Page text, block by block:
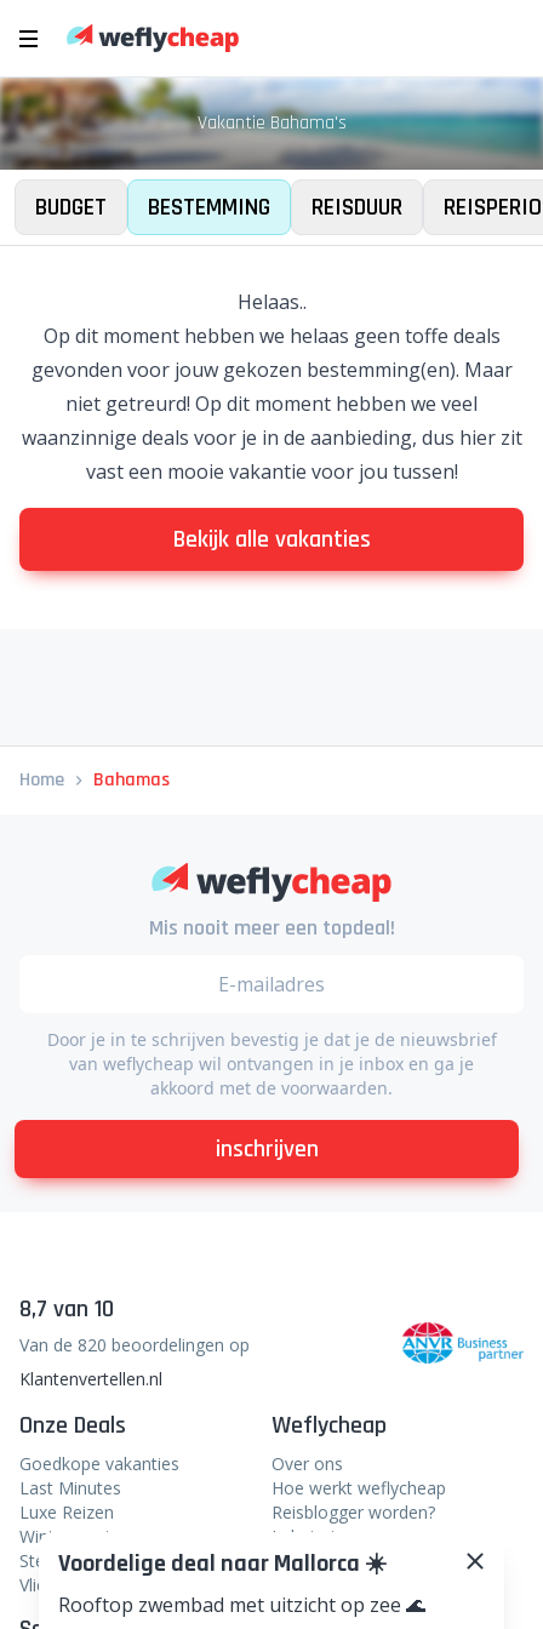
Vakantie Bahama's
BUDGET BESTEMMING REISDUUR
Helaas..
Op dit moment hebben we helaas geen toffe deals
gevonden voor jouw gekozen bestemming(en). Maar
niet getreurd! Op dit moment hebben we veel
waanzinnige deals voor je in de aanbieding, dus hier zit
vast een mooie vakantie voor jou tussen!
Bekijk alle vakanties
Home Bahamas
Mis nooit meer een topdeal!
Door je in te schrijven bevestig je dat je de nieuwsbrief
van weflycheap wil ontvangen in je inbox en ga je
akkoord met de voorwaarden.
inschrijven
8,7 van 10
Van de 820 beoordelingen op
Klantenvertellen.nl
Onze Deals
Goedkope vakanties
Last Minutes
Luxe Reizen
Wintersport
Stedentrips
Vliegtickets
Weflycheap
Over ons
Hoe werkt weflycheap
Reisblogger worden?
In het nieuws
Veelgestelde vragen
Voordelige deal naar Mallorca ☀️
Rooftop zwembad met uitzicht op zee 🌊